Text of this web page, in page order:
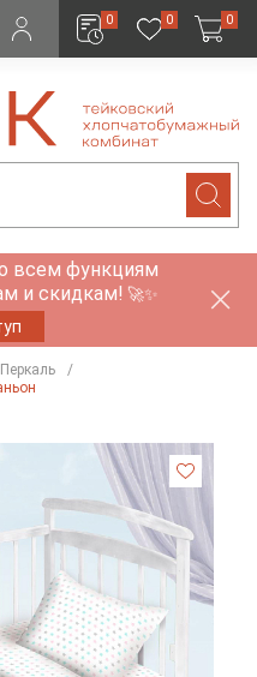
0 0 0
всем функциям
и скидкам! 🚀✨
Перкаль